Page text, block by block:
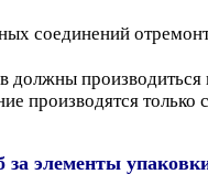
соединений
производятся
за элементы